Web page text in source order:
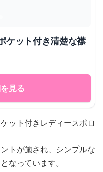
ケット付き清楚な襟
見る
ット付きレディースポロ
トが施され、シンプルな
なっています。